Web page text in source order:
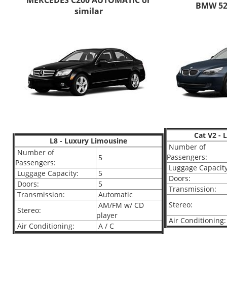
similar
L8 - Luxury Limousine
Number of
Passengers:
5
Luggage Capacity:
5
Doors:
5
Transmission:
Automatic
Stereo:
AM/FM w/ CD
player
Air Conditioning:
A / C
BMW
Cat V2 -
Number of
Passengers:
Luggage
Doors:
Transmission:
Stereo:
Air Conditioning: